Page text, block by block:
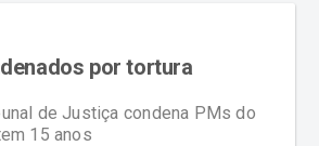
por tortura
de Justiça condena PMs do
15 anos